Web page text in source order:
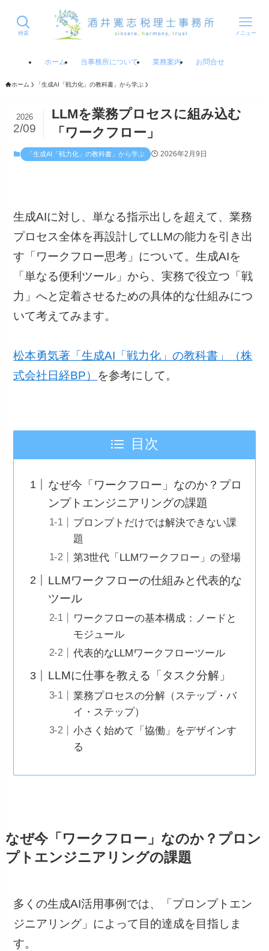
検索 メニュー
ホーム 当事務所について 業務案内 お問合せ
ホーム 「生成AI「戦力化」の教科書」から学ぶ
LLMを業務プロセスに組み込む
「ワークフロー」
2026
2/09
「生成AI「戦力化」の教科書」から学ぶ 2026年2月9日
生成AIに対し、単なる指示出しを超えて、業務
プロセス全体を再設計してLLMの能力を引き出
す「ワークフロー思考」について。生成AIを
「単なる便利ツール」から、実務で役立つ「戦
力」へと定着させるための具体的な仕組みにつ
いて考えてみます。
松本勇気著「生成AI「戦力化」の教科書」（株
式会社日経BP） を参考にして。
目次
なぜ今「ワークフロー」なのか？プロ
ンプトエンジニアリングの課題
プロンプトだけでは解決できない課
題
第3世代「LLMワークフロー」の登場
LLMワークフローの仕組みと代表的な
ツール
ワークフローの基本構成：ノードと
モジュール
代表的なLLMワークフローツール
LLMに仕事を教える「タスク分解」
業務プロセスの分解（ステップ・バ
イ・ステップ）
小さく始めて「協働」をデザインす
る
なぜ今「ワークフロー」なのか？プロン
プトエンジニアリングの課題
多くの生成AI活用事例では、「プロンプトエン
ジニアリング」によって目的達成を目指しま
す。